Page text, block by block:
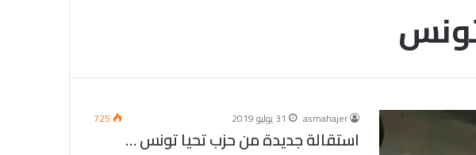
asmahajer 31 يوليو 2019 725
استقالة جديدة من حزب تحيا تونس …